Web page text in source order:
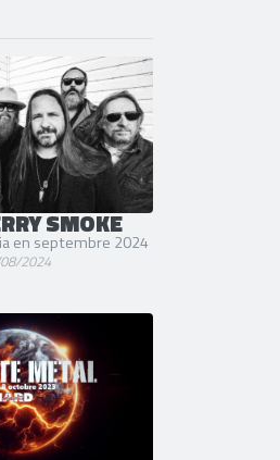
SMOKE
en septembre 2024
2024